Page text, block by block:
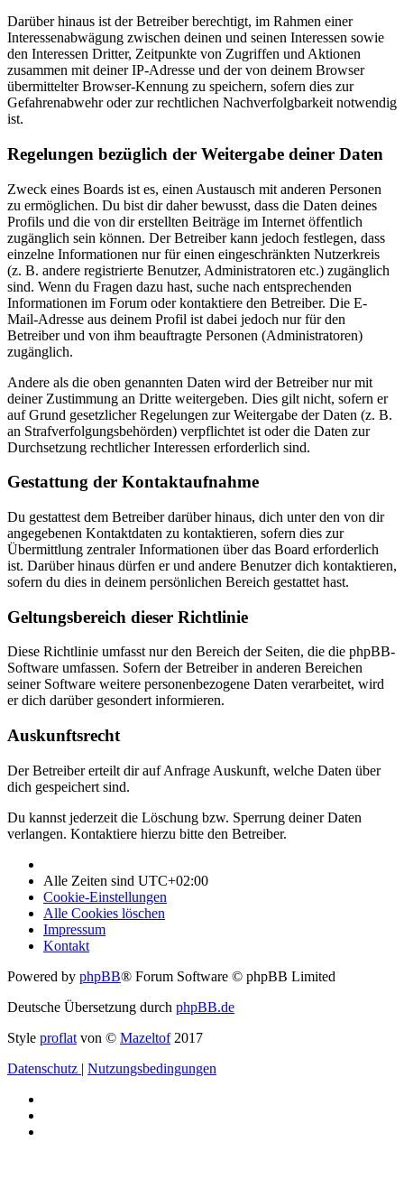
Darüber hinaus ist der Betreiber berechtigt, im Rahmen einer
Interessenabwägung zwischen deinen und seinen Interessen sowie
den Interessen Dritter, Zeitpunkte von Zugriffen und Aktionen
zusammen mit deiner IP-Adresse und der von deinem Browser
übermittelter Browser-Kennung zu speichern, sofern dies zur
Gefahrenabwehr oder zur rechtlichen Nachverfolgbarkeit notwendig
ist.
Regelungen bezüglich der Weitergabe deiner Daten
Zweck eines Boards ist es, einen Austausch mit anderen Personen
zu ermöglichen. Du bist dir daher bewusst, dass die Daten deines
Profils und die von dir erstellten Beiträge im Internet öffentlich
zugänglich sein können. Der Betreiber kann jedoch festlegen, dass
einzelne Informationen nur für einen eingeschränkten Nutzerkreis
(z. B. andere registrierte Benutzer, Administratoren etc.) zugänglich
sind. Wenn du Fragen dazu hast, suche nach entsprechenden
Informationen im Forum oder kontaktiere den Betreiber. Die E-
Mail-Adresse aus deinem Profil ist dabei jedoch nur für den
Betreiber und von ihm beauftragte Personen (Administratoren)
zugänglich.
Andere als die oben genannten Daten wird der Betreiber nur mit
deiner Zustimmung an Dritte weitergeben. Dies gilt nicht, sofern er
auf Grund gesetzlicher Regelungen zur Weitergabe der Daten (z. B.
an Strafverfolgungsbehörden) verpflichtet ist oder die Daten zur
Durchsetzung rechtlicher Interessen erforderlich sind.
Gestattung der Kontaktaufnahme
Du gestattest dem Betreiber darüber hinaus, dich unter den von dir
angegebenen Kontaktdaten zu kontaktieren, sofern dies zur
Übermittlung zentraler Informationen über das Board erforderlich
ist. Darüber hinaus dürfen er und andere Benutzer dich kontaktieren,
sofern du dies in deinem persönlichen Bereich gestattet hast.
Geltungsbereich dieser Richtlinie
Diese Richtlinie umfasst nur den Bereich der Seiten, die die phpBB-
Software umfassen. Sofern der Betreiber in anderen Bereichen
seiner Software weitere personenbezogene Daten verarbeitet, wird
er dich darüber gesondert informieren.
Auskunftsrecht
Der Betreiber erteilt dir auf Anfrage Auskunft, welche Daten über
dich gespeichert sind.
Du kannst jederzeit die Löschung bzw. Sperrung deiner Daten
verlangen. Kontaktiere hierzu bitte den Betreiber.
Alle Zeiten sind UTC+02:00
Cookie-Einstellungen
Alle Cookies löschen
Impressum
Kontakt
Powered by phpBB® Forum Software © phpBB Limited
Deutsche Übersetzung durch phpBB.de
Style proflat von © Mazeltof2017
Datenschutz | Nutzungsbedingungen